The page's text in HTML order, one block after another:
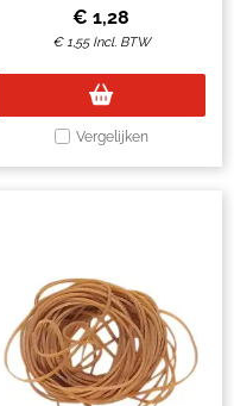
€ 1,28
€1,55 Incl. BTW
Vergelijken